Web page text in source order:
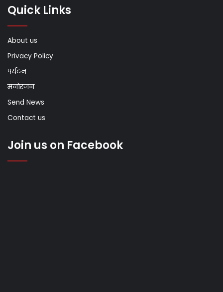
Quick Links
About us
Privacy Policy
पर्यटन
मनोरंजन
Send News
Contact us
Join us on Facebook